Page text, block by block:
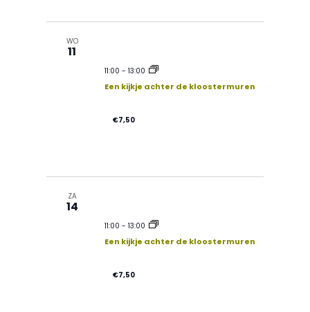
WO
11
11:00 -13:00
Een kijkje achter de kloostermuren
€7,50
ZA
14
11:00 -13:00
Een kijkje achter de kloostermuren
€7,50